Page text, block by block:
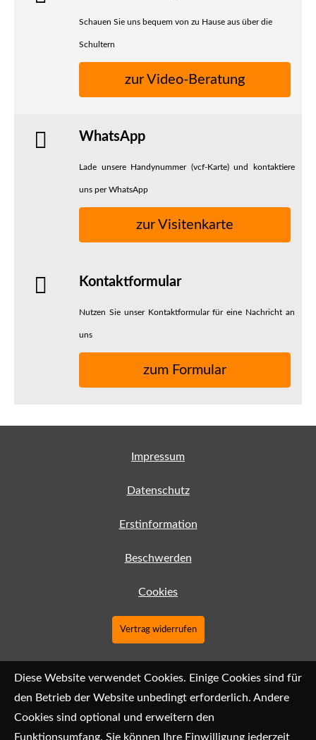
Schauen Sie uns bequem von zu Hause aus über die
Schultern
zur Video-Beratung
WhatsApp
Lade unsere Handynummer (vcf-Karte) und kontaktiere
uns per WhatsApp
zur Visitenkarte
Kontaktformular
Nutzen Sie unser Kontaktformular für eine Nachricht an
uns
zum Formular
Impressum
Datenschutz
Erstinformation
Beschwerden
Cookies
Vertrag widerrufen
Diese Website verwendet Cookies. Einige Cookies sind für
den Betrieb der Website unbedingt erforderlich. Andere
Cookies sind optional und erweitern den
Funktionsumfang. Sie können Ihre Einwilligung jederzeit